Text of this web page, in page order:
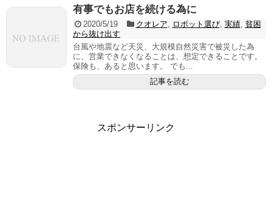
有事でもお店を続ける為に
2020/5/19 クオレア ロボット選び, 実績, 貧困
から抜け出す
台風や地震など天災、大規模自然災害で被災した為
に、営業できなくなることは、想定できることです。
保険も、あると思います。 でも...
記事を読む
スポンサーリンク